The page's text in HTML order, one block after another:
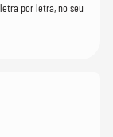
por letra, no seu